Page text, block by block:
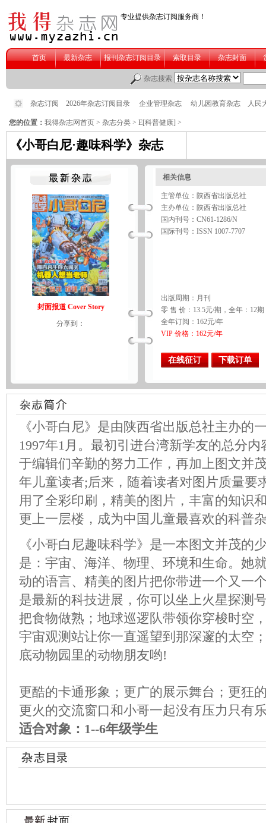
您的位置： 我得杂志网首页 > 杂志分类 > E[科普健康] >
《小哥白尼·趣味科学》杂志
封面报道 Cover Story
分享到：
相关信息
主管单位：陕西省出版总社
主办单位：陕西省出版总社
国内刊号：CN61-1286/N
国际刊号：ISSN 1007-7707
出版周期：月刊
零 售 价：13.5元/期，全年：12期
全年订阅：162元/年
VIP 价格：162元/年
在线征订 下载订单
《小哥白尼》是由陕西省出版总社主办的
1997年1月。最初引进台湾新学友的总分
于编辑们辛勤的努力工作，再加上图文并
年儿童读者;后来，随着读者对图片质量要
用了全彩印刷，精美的图片，丰富的知识
更上一层楼，成为中国儿童最喜欢的科普
《小哥白尼趣味科学》是一本图文并茂的
是：宇宙、海洋、物理、环境和生命。她
动的语言、精美的图片把你带进一个又一
是最新的科技进展，你可以坐上火星探测
把食物做熟；地球巡逻队带领你穿梭时空
宇宙观测站让你一直遥望到那深邃的太空
底动物园里的动物朋友哟!
更酷的卡通形象；更广的展示舞台；更狂
更火的交流窗口和小哥一起没有压力只有
适合对象：1--6年级学生